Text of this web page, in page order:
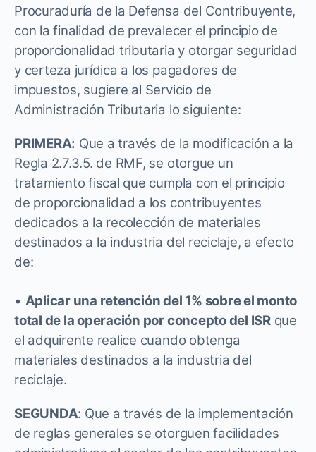
Procuraduría de la Defensa del Contribuyente,
con la finalidad de prevalecer el principio de
proporcionalidad tributaria y otorgar seguridad
y certeza jurídica a los pagadores de
impuestos, sugiere al Servicio de
Administración Tributaria lo siguiente:
PRIMERA: Que a través de la modificación a la
Regla 2.7.3.5. de RMF, se otorgue un
tratamiento fiscal que cumpla con el principio
de proporcionalidad a los contribuyentes
dedicados a la recolección de materiales
destinados a la industria del reciclaje, a efecto
de:
• Aplicar una retención del 1% sobre el monto
total de la operación por concepto del ISRque
el adquirente realice cuando obtenga
materiales destinados a la industria del
reciclaje.
SEGUNDA: Que a través de la implementación
de reglas generales se otorguen facilidades